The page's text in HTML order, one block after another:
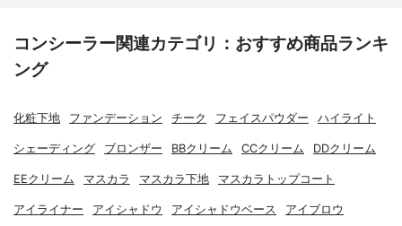
コンシーラー関連カテゴリ：おすすめ商品ランキ
ング
化粧下地 ファンデーション チーク フェイスパウダー ハイライト
シェーディング ブロンザー BBクリーム CCクリーム DDクリーム
EEクリーム マスカラ マスカラ下地 マスカラトップコート
アイライナー アイシャドウ アイシャドウベース アイブロウ